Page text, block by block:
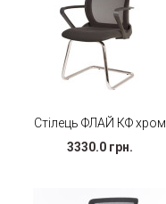
Стілець ФЛАЙ КФ хром
3330.0 грн.